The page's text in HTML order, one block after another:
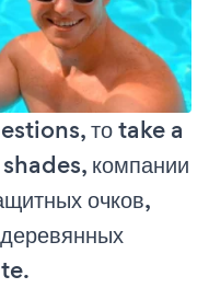
то take a
компании
очков,